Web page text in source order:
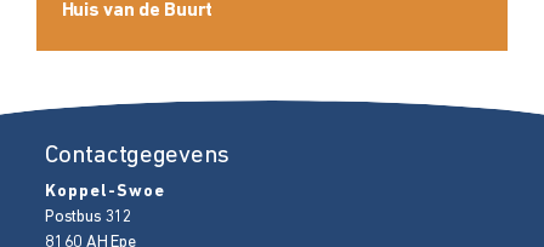
Huis van de Buurt
Contactgegevens
Koppel-Swoe
Postbus 312
8160 AH Epe